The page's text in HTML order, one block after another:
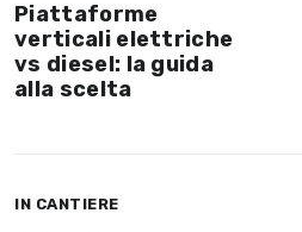
Piattaforme
verticali elettriche
vs diesel: la guida
alla scelta
IN CANTIERE